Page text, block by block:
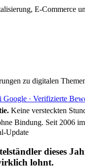
E-Commerce
zu digitalen
Google · Verifizierte
Keine versteckten
Bindung. Seit 2006
Update
dieses
lohnt.